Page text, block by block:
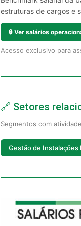
estruturas de cargos e
🔒 Ver salários
Acesso exclusivo para
🔗 Setores
Segmentos com
Gestão de Instalações